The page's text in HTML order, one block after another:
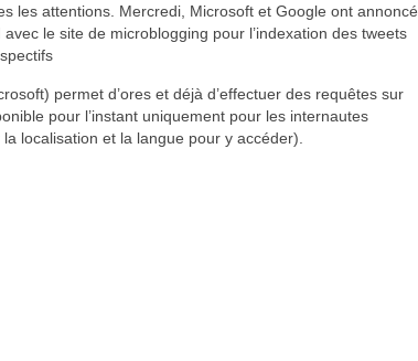
les attentions. Mercredi, Microsoft et Google ont annoncé
le site de microblogging pour l’indexation des tweets
permet d’ores et déjà d’effectuer des requêtes sur
pour l’instant uniquement pour les internautes
localisation et la langue pour y accéder).